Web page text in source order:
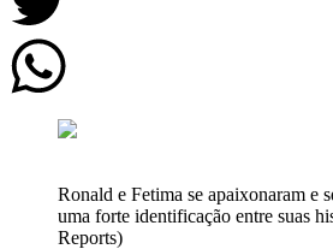
Ronald e Fetima se apaixonaram e
uma forte identificação entre suas
Reports)